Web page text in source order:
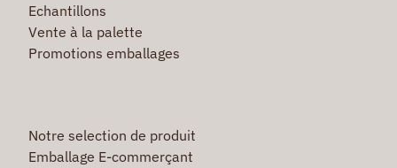
Echantillons
Vente à la palette
Promotions emballages
Notre selection de produit
Emballage E-commerçant